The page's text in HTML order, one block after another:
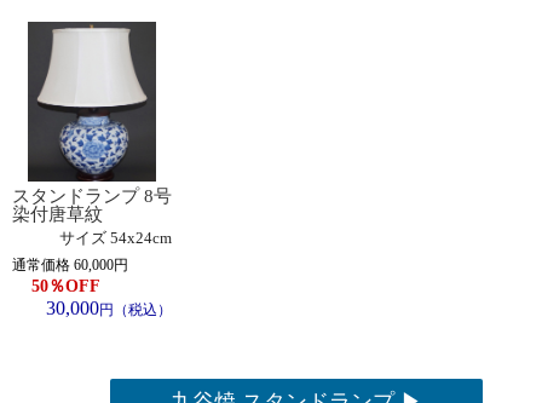
スタンドランプ 8号
染付唐草紋
サイズ 54x24cm
通常価格 60,000円
50％OFF
30,000円（税込）